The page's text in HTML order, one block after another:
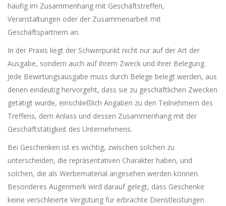
häufig im Zusammenhang mit Geschäftstreffen,
Veranstaltungen oder der Zusammenarbeit mit
Geschäftspartnern an.
In der Praxis liegt der Schwerpunkt nicht nur auf der Art der
Ausgabe, sondern auch auf ihrem Zweck und ihrer Belegung.
Jede Bewirtungsausgabe muss durch Belege belegt werden, aus
denen eindeutig hervorgeht, dass sie zu geschäftlichen Zwecken
getätigt wurde, einschließlich Angaben zu den Teilnehmern des
Treffens, dem Anlass und dessen Zusammenhang mit der
Geschäftstätigkeit des Unternehmens.
Bei Geschenken ist es wichtig, zwischen solchen zu
unterscheiden, die repräsentativen Charakter haben, und
solchen, die als Werbematerial angesehen werden können.
Besonderes Augenmerk wird darauf gelegt, dass Geschenke
keine verschleierte Vergütung für erbrachte Dienstleistungen